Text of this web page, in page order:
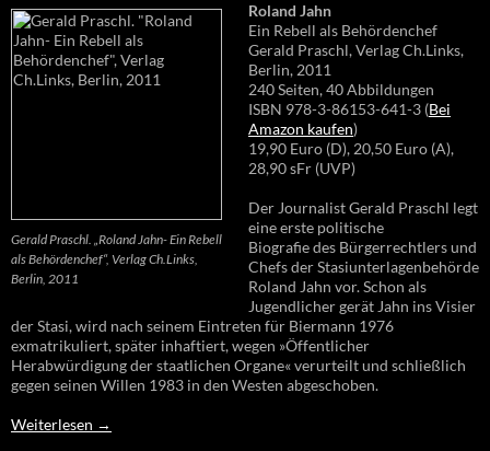
Gerald Praschl. „Roland Jahn- Ein Rebell
als Behördenchef“, Verlag Ch.Links,
Berlin, 2011
Roland Jahn
Ein Rebell als Behördenchef
Gerald Praschl, Verlag Ch.Links,
Berlin, 2011
240 Seiten, 40 Abbildungen
ISBN 978-3-86153-641-3 (Bei
Amazon kaufen)
19,90 Euro (D), 20,50 Euro (A),
28,90 sFr (UVP)
Der Journalist Gerald Praschl legt
eine erste politische
Biografie des Bürgerrechtlers und
Chefs der Stasiunterlagenbehörde
Roland Jahn vor. Schon als
Jugendlicher gerät Jahn ins Visier
der Stasi, wird nach seinem Eintreten für Biermann 1976
exmatrikuliert, später inhaftiert, wegen »Öffentlicher
Herabwürdigung der staatlichen Organe« verurteilt und schließlich
gegen seinen Willen 1983 in den Westen abgeschoben.
Weiterlesen →